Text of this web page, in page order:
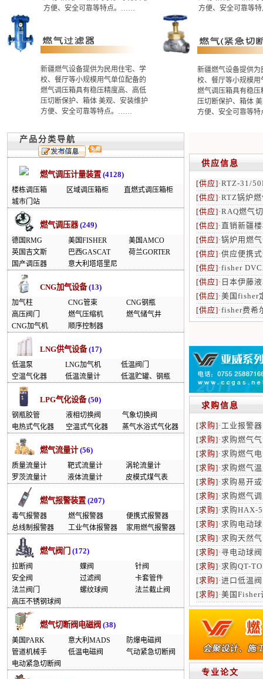
方便、安全可靠等特点。……
方便、安全可靠等
新疆燃气设备提供为民用住宅、学
校、餐厅等小规模用气单位配备的
燃气调压箱具有稳压精度高、高低
压切断保护、箱体 美观、安装维护
方便、安全可靠等特点。……
新疆燃气设备提供为
校、餐厅等小规模用
燃气调压箱具有稳压
压切断保护、箱体
方便、安全可靠等
产品分类导航
燃气调压计量装置 (4128)
楼栋调压箱 区域调压箱柜
直燃式调压箱柜
城市门站
燃气调压器(249)
德国RMG 美国FISHER
美国AMCO
英国吉文斯
巴西GASCAT
荷兰GORTER
国产调压器
意大利塔塔里尼
CNG加气设备(13)
加气柱 CNG管束
CNG钢瓶
高压阀门
燃气压缩机
燃气储气井
CNG加气机
顺序控制器
LNG供气设备(17)
低温泵 LNG加气机
低温阀门
空温气化器
低温流量计 低温贮罐、钢瓶
LPG气化设备(50)
钢瓶胶管 液相切换阀
气象切换阀
电热式气化器
空温式气化器 蒸气水浴式气化器
燃气流量计(56)
质量流量计 靶式流量计
涡轮流量计
罗茨流量计
液体流量计 皮模式煤气表
燃气报警装置 (207)
毒气报警器 燃气报警器
便携式报警器
总线制报警器
工业气体报警器 家用燃气报警器
燃气阀门 (172)
拉断阀 蝶阀
针阀
安全阀
过滤阀
卡套管件
法兰阀门
螺纹球阀
法兰截止阀
高压不锈钢球阀
燃气切断阀电磁阀 (38)
美国PARK 意大利MADS
防爆电磁阀
管道机械手
低温电磁阀
气动紧急切断阀
电动紧急切断阀
供应信息
[供应]·RTZ-31/
[供应]·RTZ锅炉
[供应]·RAQ燃气
[供应]· 直销新疆
[供应]·锅炉用燃
[供应]·供应便携
[供应]·fisher
[供应]· 日本伊藤
[供应]·美国fisher
[供应]·fisher费希
求购信息
[求购]· 工业报警
[求购]·求购燃气
[求购]·求购燃气
[求购]·求购燃气
[求购]·求购易开
[求购]·求购燃气
[求购]·求购HAX-
[求购]·求购电动
[求购]·求购天然
[求购]· 寻电动球
[求购]·求购QT-
[求购]·进口低温
[求购]·美国Fisher
专业论文